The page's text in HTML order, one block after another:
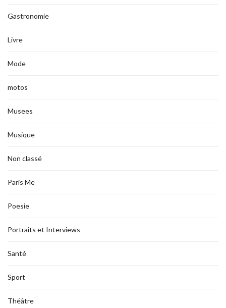
Gastronomie
Livre
Mode
motos
Musees
Musique
Non classé
Paris Me
Poesie
Portraits et Interviews
Santé
Sport
Théâtre